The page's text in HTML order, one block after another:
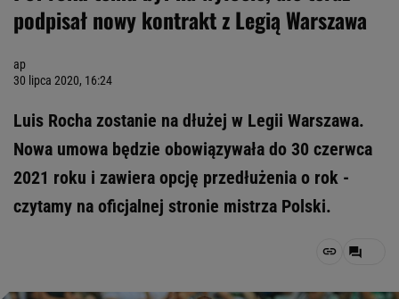
podpisał nowy kontrakt z Legią Warszawa
ap
30 lipca 2020, 16:24
Luis Rocha zostanie na dłużej w Legii Warszawa.
Nowa umowa będzie obowiązywała do 30 czerwca
2021 roku i zawiera opcję przedłużenia o rok -
czytamy na oficjalnej stronie mistrza Polski.